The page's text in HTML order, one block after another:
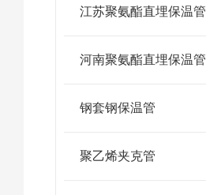
江苏聚氨酯直埋保温管
河南聚氨酯直埋保温管
钢套钢保温管
聚乙烯夹克管